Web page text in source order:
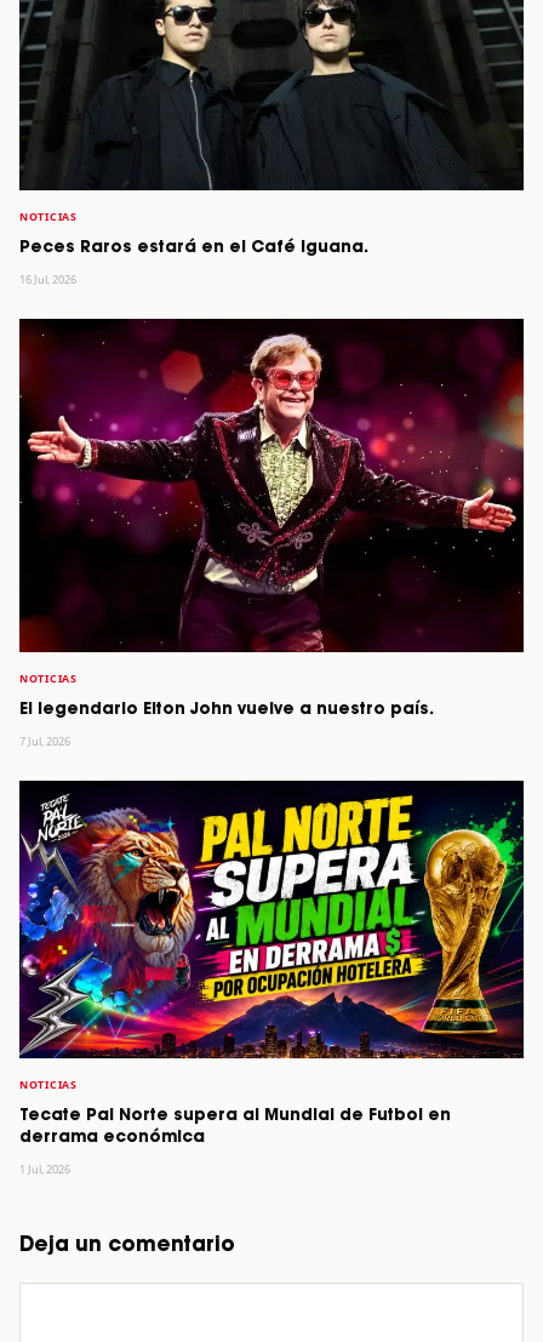
NOTICIAS
Peces Raros estará en el Café Iguana.
16 Jul, 2026
NOTICIAS
El legendario Elton John vuelve a nuestro país.
7 Jul, 2026
NOTICIAS
Tecate Pal Norte supera al Mundial de Futbol en
derrama económica
1 Jul, 2026
Deja un comentario
Comentario